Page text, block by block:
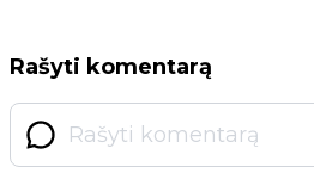
Rašyti komentarą